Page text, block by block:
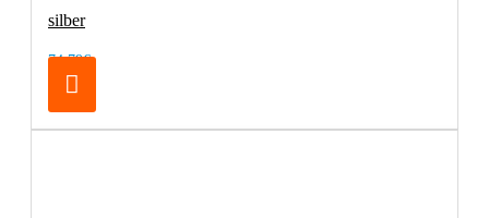
silber
74,79€